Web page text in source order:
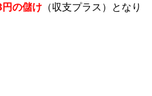
の儲け （収支プラス）となり